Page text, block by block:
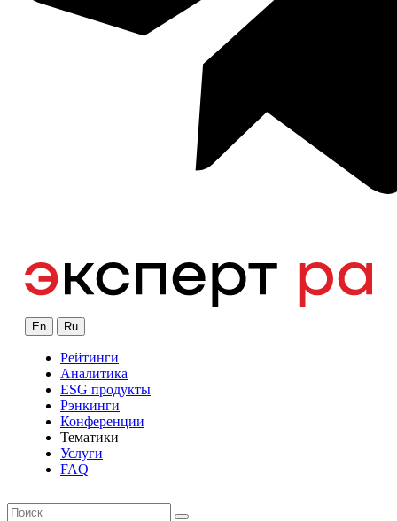
En Ru
Рейтинги
Аналитика
ESG продукты
Рэнкинги
Конференции
Тематики
Услуги
FAQ